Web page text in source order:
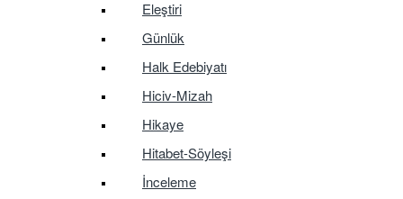
Eleştiri
Günlük
Halk Edebiyatı
Hiciv-Mizah
Hikaye
Hitabet-Söyleşi
İnceleme